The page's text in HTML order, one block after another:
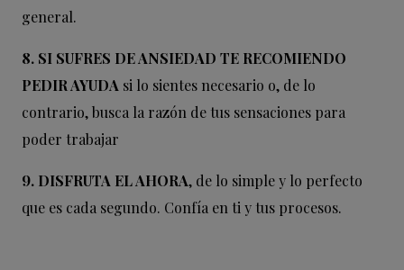
general.
8. SI SUFRES DE ANSIEDAD TE RECOMIENDO
PEDIR AYUDA si lo sientes necesario o, de lo
contrario, busca la razón de tus sensaciones para
poder trabajar
9. DISFRUTA EL AHORA, de lo simple y lo perfecto
que es cada segundo. Confía en ti y tus procesos.